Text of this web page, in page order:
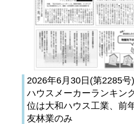
2026年6月30日(第2285
ハウスメーカーランキン
位は大和ハウス工業、前
友林業のみ